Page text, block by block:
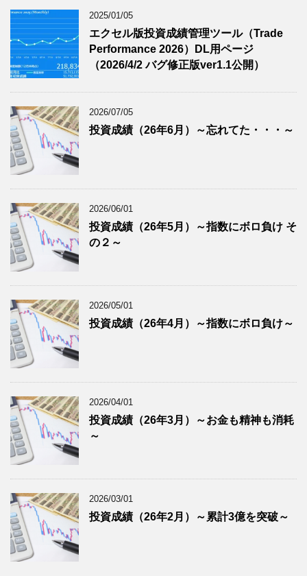
2025/01/05
エクセル版投資成績管理ツール（Trade
Performance 2026）DL用ページ
（2026/4/2 バグ修正版ver1.1公開）
2026/07/05
投資成績（26年6月）～忘れてた・・・～
2026/06/01
投資成績（26年5月）～指数にボロ負け そ
の２～
2026/05/01
投資成績（26年4月）～指数にボロ負け～
2026/04/01
投資成績（26年3月）～お金も精神も消耗
～
2026/03/01
投資成績（26年2月）～累計3億を突破～